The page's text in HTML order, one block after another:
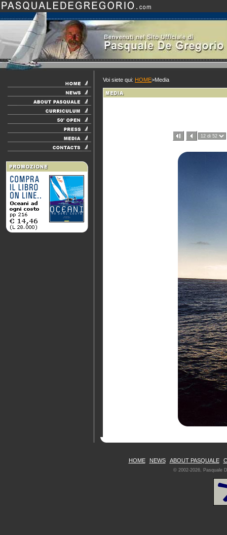
Voi siete qui: HOME>Media
HOME NEWS ABOUT PASQUALE
© 2002-2026, Pasquale